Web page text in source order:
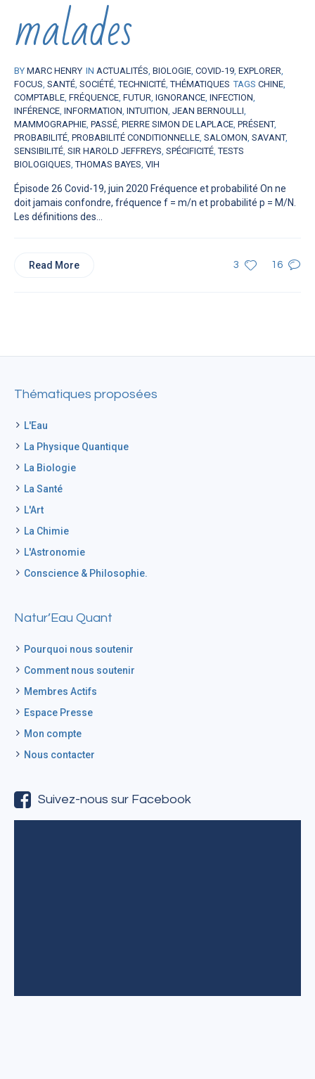
malades
BY MARC HENRY IN ACTUALITÉS, BIOLOGIE, COVID-19, EXPLORER,
FOCUS, SANTÉ, SOCIÉTÉ,TECHNICITÉ,THÉMATIQUES TAGS CHINE,
COMPTABLE, FRÉQUENCE, FUTUR, IGNORANCE, INFECTION,
INFÉRENCE, INFORMATION, INTUITION, JEAN BERNOULLI,
MAMMOGRAPHIE, PASSÉ, PIERRE SIMON DE LAPLACE, PRÉSENT,
PROBABILITÉ, PROBABILITÉ CONDITIONNELLE, SALOMON, SAVANT,
SENSIBILITÉ, SIR HAROLD JEFFREYS, SPÉCIFICITÉ,TESTS
BIOLOGIQUES,THOMAS BAYES, VIH
Épisode 26 Covid-19, juin 2020 Fréquence et probabilité On ne
doit jamais confondre, fréquence f = m/n et probabilité p = M/N.
Les définitions des...
3 16
Read More
Thématiques proposées
L'Eau
La Physique Quantique
La Biologie
La Santé
L'Art
La Chimie
L'Astronomie
Conscience & Philosophie.
Natur’Eau Quant
Pourquoi nous soutenir
Comment nous soutenir
Membres Actifs
Espace Presse
Mon compte
Nous contacter
Suivez-nous sur Facebook